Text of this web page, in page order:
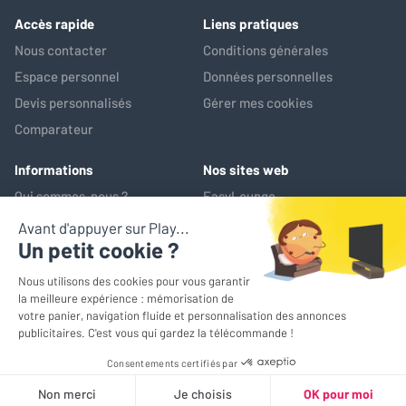
Accès rapide
Nous contacter
Espace personnel
Devis personnalisés
Comparateur
Liens pratiques
Conditions générales
Données personnelles
Gérer mes cookies
Informations
Qui sommes-nous ?
Nos services
Service après-vente
Nos sites web
EasyLounge
*Prix de référence : ce prix correspond au prix le plus bas pratiqué
sur les 30 jours précédant l'opération promotionnelle
© EasyLounge 2026 - Tous droits réservés
Shopping Comparateur Mon compte Contact